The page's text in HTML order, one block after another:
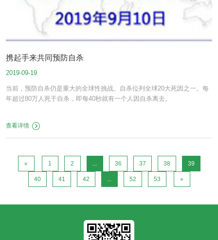
携起手来共同预防自杀
2019-09-19
当前，预防自杀仍是重大的全球性挑战。自杀位列全球20大死因之一。每
年超过80万人死于自杀，即每40秒就有一个人因自杀离去。
查看详情
« 1 2 ... 36 37 38 39
40 41 42 ... 52 53 »